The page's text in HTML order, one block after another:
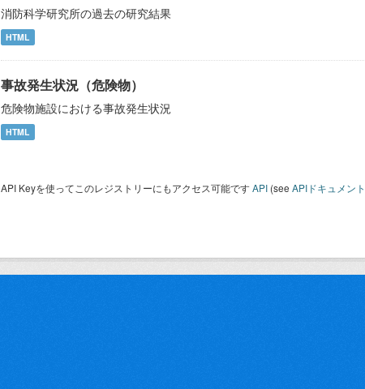
消防科学研究所の過去の研究結果
HTML
事故発生状況（危険物）
危険物施設における事故発生状況
HTML
API Keyを使ってこのレジストリーにもアクセス可能ですAPI (see APIドキュメント